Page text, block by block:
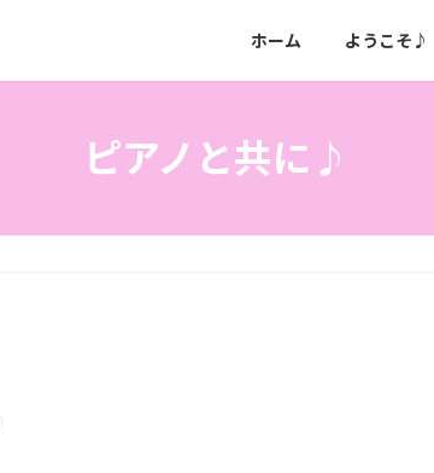
ホーム ようこそ♪
ピアノと共に♪